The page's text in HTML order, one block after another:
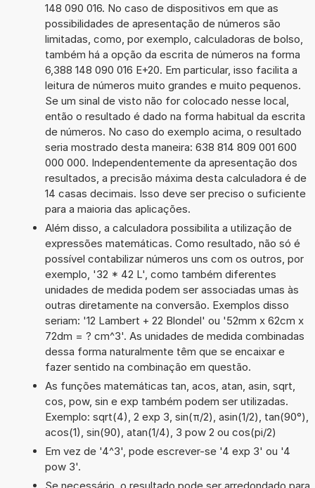
148 090 016. No caso de dispositivos em que as
possibilidades de apresentação de números são
limitadas, como, por exemplo, calculadoras de bolso,
também há a opção da escrita de números na forma
6,388 148 090 016 E+20. Em particular, isso facilita a
leitura de números muito grandes e muito pequenos.
Se um sinal de visto não for colocado nesse local,
então o resultado é dado na forma habitual da escrita
de números. No caso do exemplo acima, o resultado
seria mostrado desta maneira: 638 814 809 001 600
000 000. Independentemente da apresentação dos
resultados, a precisão máxima desta calculadora é de
14 casas decimais. Isso deve ser preciso o suficiente
para a maioria das aplicações.
Além disso, a calculadora possibilita a utilização de
expressões matemáticas. Como resultado, não só é
possível contabilizar números uns com os outros, por
exemplo, '32 * 42 L', como também diferentes
unidades de medida podem ser associadas umas às
outras diretamente na conversão. Exemplos disso
seriam: '12 Lambert + 22 Blondel' ou '52mm x 62cm x
72dm = ? cm^3'. As unidades de medida combinadas
dessa forma naturalmente têm que se encaixar e
fazer sentido na combinação em questão.
As funções matemáticas tan, acos, atan, asin, sqrt,
cos, pow, sin e exp também podem ser utilizadas.
Exemplo: sqrt(4), 2 exp 3, sin(π/2), asin(1/2), tan(90°),
acos(1), sin(90), atan(1/4), 3 pow 2 ou cos(pi/2)
Em vez de '4^3', pode escrever-se '4 exp 3' ou '4
pow 3'.
Se necessário, o resultado pode ser arredondado para